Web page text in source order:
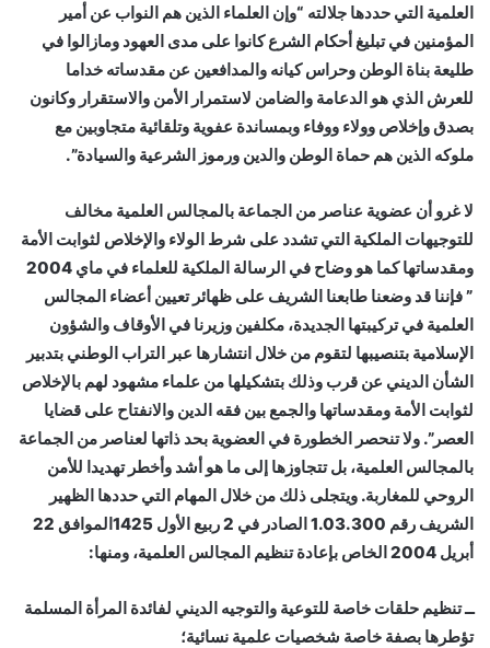
العلمية التي حددها جلالته “وإن العلماء الذين هم النواب عن أمير
المؤمنين في تبليغ أحكام الشرع كانوا على مدى العهود ومازالوا في
طليعة بناة الوطن وحراس كيانه والمدافعين عن مقدساته خداما
للعرش الذي هو الدعامة والضامن لاستمرار الأمن والاستقرار وكانون
بصدق وإخلاص وولاء ووفاء وبمساندة عفوية وتلقائية متجاوبين مع
ملوكه الذين هم حماة الوطن والدين ورموز الشرعية والسيادة”.
لا غرو أن عضوية عناصر من الجماعة بالمجالس العلمية مخالف
للتوجيهات الملكية التي تشدد على شرط الولاء والإخلاص لثوابت الأمة
ومقدساتها كما هو وضاح في الرسالة الملكية للعلماء في ماي 2004
” فإننا قد وضعنا طابعنا الشريف على ظهائر تعيين أعضاء المجالس
العلمية في تركيبتها الجديدة، مكلفين وزيرنا في الأوقاف والشؤون
الإسلامية بتنصيبها لتقوم من خلال انتشارها عبر التراب الوطني بتدبير
الشأن الديني عن قرب وذلك بتشكيلها من علماء مشهود لهم بالإخلاص
لثوابت الأمة ومقدساتها والجمع بين فقه الدين والانفتاح على قضايا
العصر”. ولا تنحصر الخطورة في العضوية بحد ذاتها لعناصر من الجماعة
بالمجالس العلمية، بل تتجاوزها إلى ما هو أشد وأخطر تهديدا للأمن
الروحي للمغاربة. ويتجلى ذلك من خلال المهام التي حددها الظهير
الشريف رقم 1.03.300 الصادر في 2 ربيع الأول 1425الموافق 22
أبريل 2004 الخاص بإعادة تنظيم المجالس العلمية، ومنها:
ــ تنظيم حلقات خاصة للتوعية والتوجيه الديني لفائدة المرأة المسلمة
تؤطرها بصفة خاصة شخصيات علمية نسائية؛